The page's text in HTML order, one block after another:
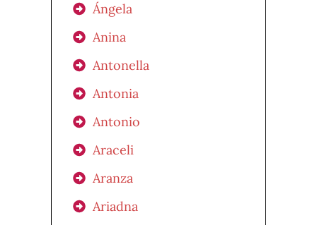
Ángela
Anina
Antonella
Antonia
Antonio
Araceli
Aranza
Ariadna